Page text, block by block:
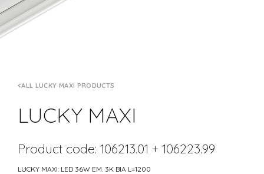
ALL LUCKY MAXI PRODUCTS
LUCKY MAXI
Product code: 106213.01 + 106223.99
LUCKY MAXI: LED 36W EM. 3K BIA L=1200